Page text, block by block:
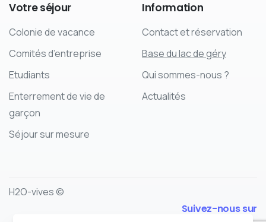
Votreséjour
Colonie de vacance
Comités d’entreprise
Etudiants
Enterrement de vie de
garçon
Séjour sur mesure
Information
Contact et réservation
Base du lac de géry
Qui sommes-nous ?
Actualités
H2O-vives ©
Suivez-nous sur